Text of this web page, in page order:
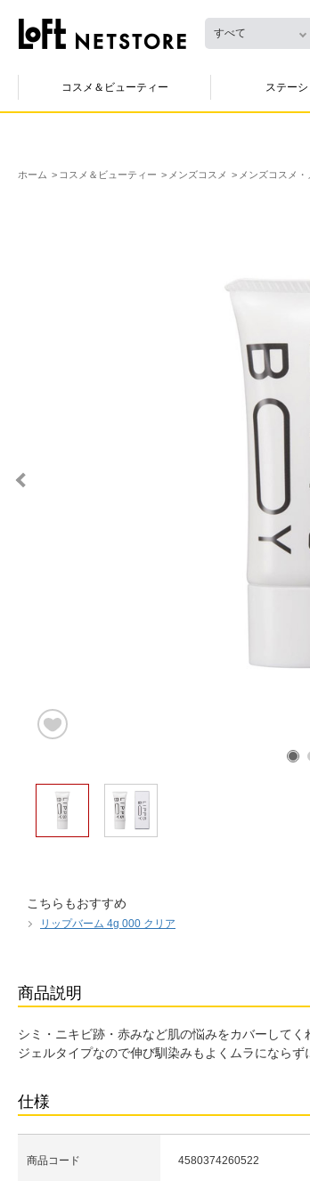
すべて
コスメ＆ビューティー ステー
ホーム コスメ＆ビューティー メンズコスメ メンズコスメ・
こちらもおすすめ
リップバーム 4g 000 クリア
商品説明
シミ・ニキビ跡・赤みなど肌の悩みをカバーしてく
ジェルタイプなので伸び馴染みもよくムラになら
仕様
商品コード 4580374260522